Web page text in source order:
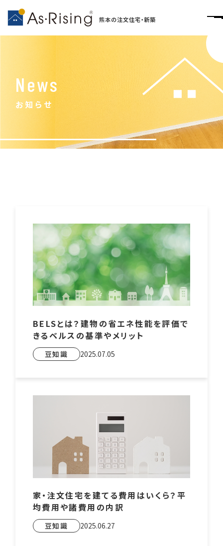
熊本の注文住宅・新築
News
お知らせ
BELSとは？建物の省エネ性能を評価で
きるベルスの基準やメリット
豆知識 2025.07.05
家・注文住宅を建てる費用はいくら？平
均費用や諸費用の内訳
豆知識 2025.06.27